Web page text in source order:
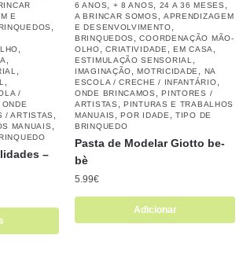
E
/
ONDE
/ ARTISTAS
MANUAIS
–
6 ANOS
+ 8 ANOS 24 A 36 MESES
A BRINCAR SOMOS
APRENDIZAGEM
E DESENVOLVIMENTO
BRINQUEDOS ,COORDENAÇÃO MÃO-
OLHO
,CRIATIVIDADE ,EM CASA
ESTIMULAÇÃO SENSORIAL
IMAGINAÇÃO ,MOTRICIDADE
NA
ESCOLA / CRECHE / INFANTÁRIO
ONDE BRINCAMOS ,PINTORES /
ARTISTAS
,PINTURAS E TRABALHOS
MANUAIS
,POR IDADE ,TIPO DE
BRINQUEDO
Pasta de Modelar Giotto be-
bè
5.99€
Adicionar